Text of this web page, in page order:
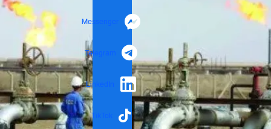
Messenger
Telegram
LinkedIn
TikTok